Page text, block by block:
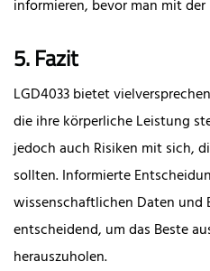
informieren, bevor man mit
5. Fazit
LGD4033 bietet
die ihre körperliche Leistung
jedoch auch Risiken mit sich,
sollten. Informierte
wissenschaftlichen Daten und
entscheidend, um das Beste
herauszuholen.